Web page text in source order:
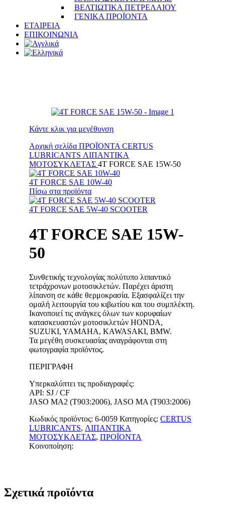
ΒΕΛΤΙΩΤΙΚΑ ΠΕΤΡΕΛΑΙΟΥ
ΓΕΝΙΚΑ ΠΡΟΪΟΝΤΑ
ΕΤΑΙΡΕΙΑ
ΕΠΙΚΟΙΝΩΝΙΑ
Κάντε κλικ για μεγέθυνση
Αρχική σελίδα ΠΡΟΪΟΝΤΑ CERTUS
LUBRICANTS ΛΙΠΑΝΤΙΚΑ
ΜΟΤΟΣΥΚΛΕΤΑΣ 4T FORCE SAE 15W-50
4T FORCE SAE 10W-40
Πίσω στα προϊόντα
4T FORCE SAE 5W-40 SCOOTER
4T FORCE SAE 15W-
50
Συνθετικής τεχνολογίας πολύτυπο λιπαντικό
τετράχρονων μοτοσικλετών. Παρέχει άριστη
λίπανση σε κάθε θερμοκρασία. Εξασφαλίζει την
ομαλή λειτουργία του κιβωτίου και του συμπλέκτη.
Ικανοποιεί τις ανάγκες όλων των κορυφαίων
κατασκευαστών μοτοσικλετών HONDA,
SUZUKI, YAMAHA, KAWASAKI, BMW.
Τα μεγέθη συσκευασίας αναγράφονται στη
φωτογραφία προϊόντος.
ΠΕΡΙΓΡΑΦΉ
Υπερκαλύπτει τις προδιαγραφές:
API: SJ / CF
JASO MA2 (T903:2006), JASO MA (T903:2006)
Κωδικός προϊόντος: 6-0059 Κατηγορίες: CERTUS
LUBRICANTS, ΛΙΠΑΝΤΙΚΑ
ΜΟΤΟΣΥΚΛΕΤΑΣ, ΠΡΟΪΟΝΤΑ
Κοινοποίηση:
Σχετικά προϊόντα